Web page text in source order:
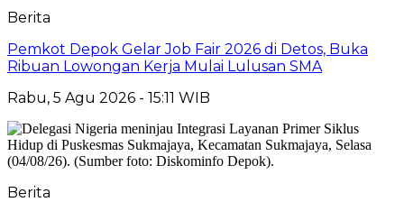
Berita
Pemkot Depok Gelar Job Fair 2026 di Detos, Buka
Ribuan Lowongan Kerja Mulai Lulusan SMA
Rabu, 5 Agu 2026 - 15:11 WIB
Berita